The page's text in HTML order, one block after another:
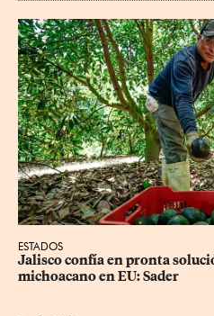
ESTADOS
Jalisco confía en pronta
michoacano en EU: Sader